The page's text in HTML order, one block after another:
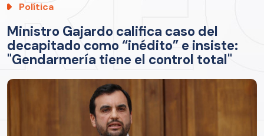
Política
Ministro Gajardo califica caso del
decapitado como “inédito” e insiste:
"Gendarmería tiene el control total"